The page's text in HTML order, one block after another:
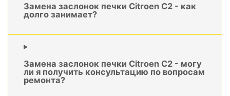
Замена заслонок печки Citroen C2 - как
долго занимает?
Замена заслонок печки Citroen C2 - могу
ли я получить консультацию по вопросам
ремонта?